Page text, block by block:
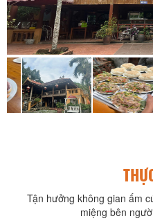
Tận hưởng không gian ấm
miệng bên